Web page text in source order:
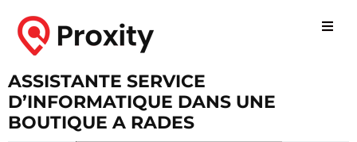
ASSISTANTE SERVICE
D’INFORMATIQUE DANS UNE
BOUTIQUE A RADES